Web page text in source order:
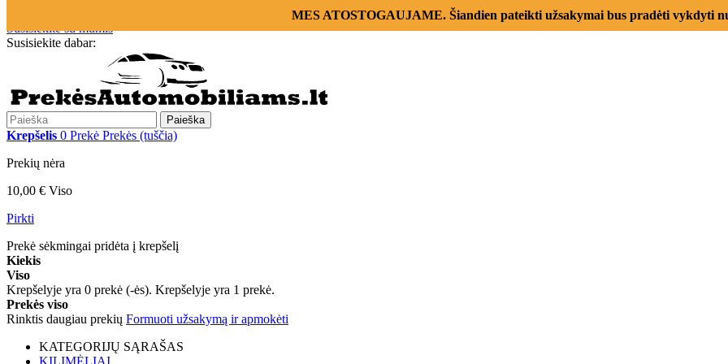
MES ATOSTOGAUJAME. Šiandien pateikti užsakymai bus pradėti vykdyti
Susisiekite su mumis
Susisiekite dabar:
Paieška
Krepšelis 0 Prekė Prekės (tuščia)
Prekių nėra
10,00 € Viso
Pirkti
Prekė sėkmingai pridėta į krepšelį
Kiekis
Viso
Krepšelyje yra 0 prekė (-ės). Krepšelyje yra 1 prekė.
Prekės viso
Rinktis daugiau prekių Formuoti užsakymą ir apmokėti
KATEGORIJŲ SĄRAŠAS
KILIMĖLIAI